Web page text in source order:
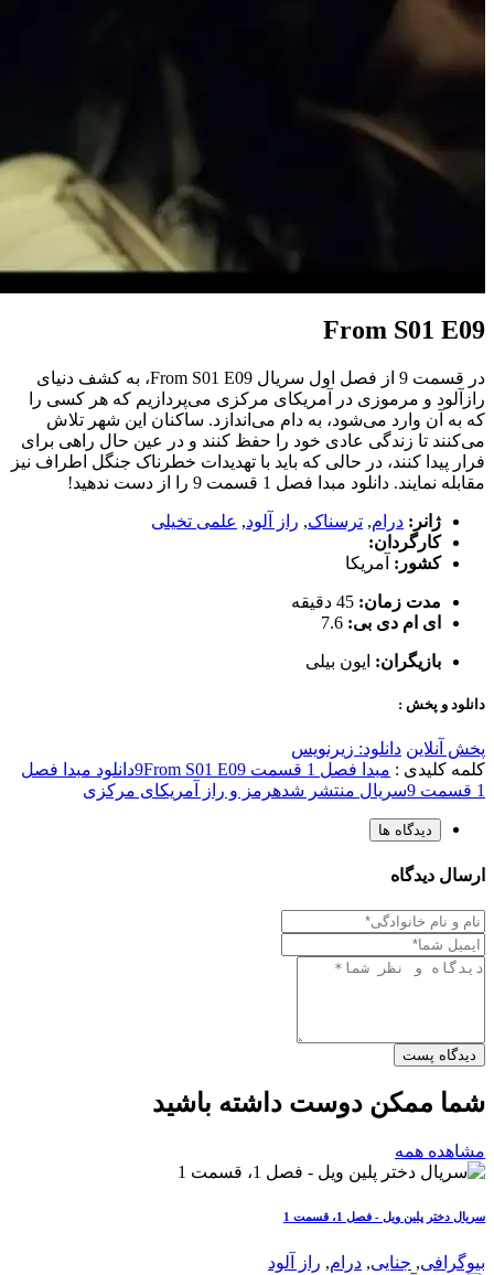
From S01 E09
در قسمت 9 از فصل اول سریال From S01 E09، به کشف دنیای
رازآلود و مرموزی در آمریکای مرکزی می‌پردازیم که هر کسی را
که به آن وارد می‌شود، به دام می‌اندازد. ساکنان این شهر تلاش
می‌کنند تا زندگی عادی خود را حفظ کنند و در عین حال راهی برای
فرار پیدا کنند، در حالی که باید با تهدیدات خطرناک جنگل اطراف نیز
مقابله نمایند. دانلود مبدا فصل 1 قسمت 9 را از دست ندهید!
ژانر: درام, ترسناک, راز آلود, علمی تخیلی
کارگردان:
کشور: آمریکا
مدت زمان: 45 دقیقه
ای ام دی بی: 7.6
بازیگران: ایون بیلی
دانلود و پخش :
پخش آنلاین دانلود: زیرنویس
کلمه کلیدی : مبدا فصل 1 قسمت 9 From S01 E09 دانلود مبدا فصل
1 قسمت 9
سریال منتشر شدهرمز و راز آمریکای مرکزی
دیدگاه ها
ارسال دیدگاه
دیدگاه پست
شما ممکن دوست داشته باشید
مشاهده همه
سریال دختر پلین ویل - فصل 1، قسمت 1
بیوگرافی, جنایی, درام, راز آلود